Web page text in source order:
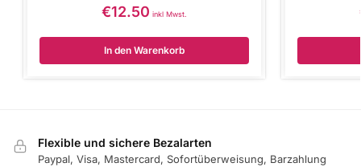
€12.50 inkl Mwst.
In den Warenkorb
Flexible und sichere Bezalarten
Paypal, Visa, Mastercard, Sofortüberweisung, Barzahlung